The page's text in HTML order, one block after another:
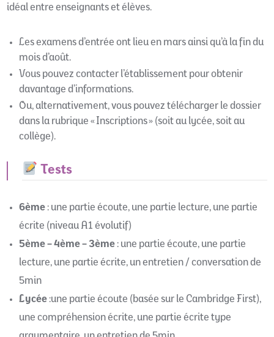
idéal entre enseignants et élèves.
Les examens d’entrée ont lieu en mars ainsi qu’à la fin du
mois d’août.
Vous pouvez contacter l’établissement pour obtenir
davantage d’informations.
Ou, alternativement, vous pouvez télécharger le dossier
dans la rubrique « Inscriptions » (soit au lycée, soit au
collège).
Tests
6ème : une partie écoute, une partie lecture, une partie
écrite (niveau A1 évolutif)
5ème – 4ème – 3ème : une partie écoute, une partie
lecture, une partie écrite, un entretien / conversation de
5min
Lycée :une partie écoute (basée sur le Cambridge First),
une compréhension écrite, une partie écrite type